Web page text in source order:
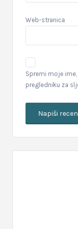
Web-stranica
Spremi moje
pregledniku za